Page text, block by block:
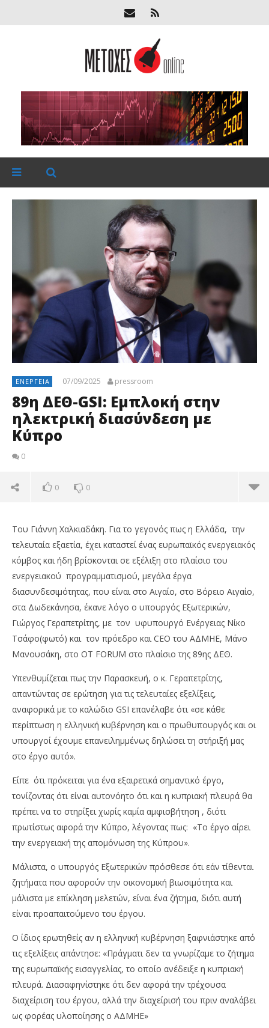
ΕΝΈΡΓΕΙΑ 07/09/2025 pressroom
89η ΔΕΘ-GSI: Εμπλοκή στην
ηλεκτρική διασύνδεση με
Κύπρο
0
0 0
89η ΔΕΘ-GSI: Εμπλοκή στην ηλεκτρική διασύνδεση
με Κύπρο
07/09/2025
pressroom
Του Γιάννη Χαλκιαδάκη. Για το γεγονός πως η Ελλάδα, την
τελευταία εξαετία, έχει καταστεί ένας ευρωπαϊκός ενεργειακός
κόμβος και ήδη βρίσκονται σε εξέλιξη στο πλαίσιο του
ενεργειακού προγραμματισμού, μεγάλα έργα
διασυνδεσιμότητας, που είναι στο Αιγαίο, στο Βόρειο Αιγαίο,
στα Δωδεκάνησα, έκανε λόγο ο υπουργός Εξωτερικών,
Γιώργος Γεραπετρίτης, με τον υφυπουργό Ενέργειας Νίκο
Τσάφο(φωτό) και τον πρόεδρο και CEO του ΑΔΜΗΕ, Μάνο
Μανουσάκη, στο ΟΤ FORUΜ στο πλαίσιο της 89ης ΔΕΘ.
Υπενθυμίζεται πως την Παρασκευή, ο κ. Γεραπετρίτης,
απαντώντας σε ερώτηση για τις τελευταίες εξελίξεις,
αναφορικά με το καλώδιο GSI επανέλαβε ότι «σε κάθε
περίπτωση η ελληνική κυβέρνηση και ο πρωθυπουργός και οι
υπουργοί έχουμε επανειλημμένως δηλώσει τη στήριξή μας
στο έργο αυτό».
Είπε ότι πρόκειται για ένα εξαιρετικά σημαντικό έργο,
τονίζοντας ότι είναι αυτονόητο ότι και η κυπριακή πλευρά θα
πρέπει να το στηρίξει χωρίς καμία αμφισβήτηση , διότι
πρωτίστως αφορά την Κύπρο, λέγοντας πως: «Το έργο αίρει
την ενεργειακή της απομόνωση της Κύπρου».
Μάλιστα, ο υπουργός Εξωτερικών πρόσθεσε ότι εάν τίθενται
ζητήματα που αφορούν την οικονομική βιωσιμότητα και
μάλιστα με επίκληση μελετών, είναι ένα ζήτημα, διότι αυτή
είναι προαπαιτούμενο του έργου.
Ο ίδιος ερωτηθείς αν η ελληνική κυβέρνηση ξαφνιάστηκε από
τις εξελίξεις απάντησε: «Πράγματι δεν τα γνωρίζαμε το ζήτημα
της ευρωπαϊκής εισαγγελίας, το οποίο ανέδειξε η κυπριακή
πλευρά. Διασαφηνίστηκε ότι δεν αφορά την τρέχουσα
διαχείριση του έργου, αλλά την διαχείρισή του πριν αναλάβει
ως φορέας υλοποίησης ο ΑΔΜΗΕ»